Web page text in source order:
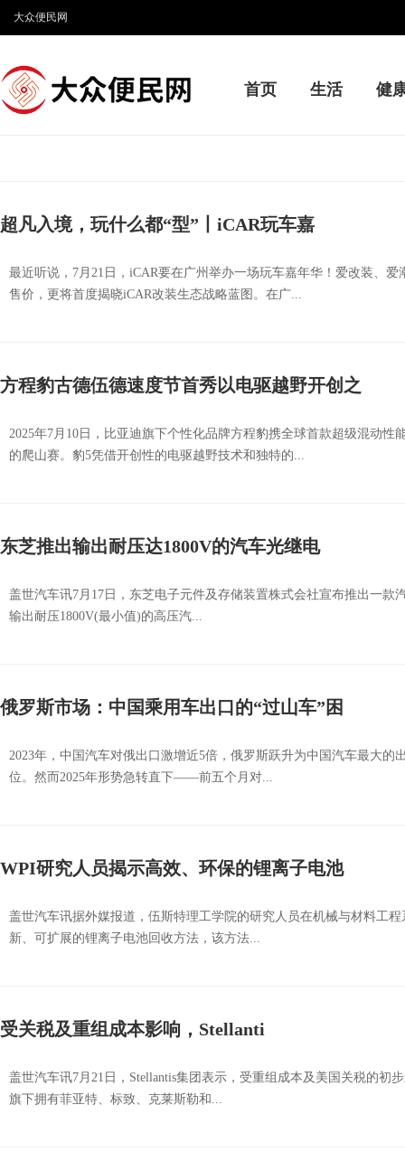
大众便民网
首页 生活 健
超凡入境，玩什么都“型”丨iCAR玩车嘉
最近听说，7月21日，iCAR要在广州举办一场玩车嘉年华！爱改装、
售价，更将首度揭晓iCAR改装生态战略蓝图。在广...
方程豹古德伍德速度节首秀以电驱越野开创之
2025年7月10日，比亚迪旗下个性化品牌方程豹携全球首款超级混动
的爬山赛。豹5凭借开创性的电驱越野技术和独特的...
东芝推出输出耐压达1800V的汽车光继电
盖世汽车讯7月17日，东芝电子元件及存储装置株式会社宣布推出一款
输出耐压1800V(最小值)的高压汽...
俄罗斯市场：中国乘用车出口的“过山车”困
2023年，中国汽车对俄出口激增近5倍，俄罗斯跃升为中国汽车最大的
位。然而2025年形势急转直下——前五个月对...
WPI研究人员揭示高效、环保的锂离子电池
盖世汽车讯据外媒报道，伍斯特理工学院的研究人员在机械与材料工
新、可扩展的锂离子电池回收方法，该方法...
受关税及重组成本影响，Stellanti
盖世汽车讯7月21日，Stellantis集团表示，受重组成本及美国关税的初
旗下拥有菲亚特、标致、克莱斯勒和...